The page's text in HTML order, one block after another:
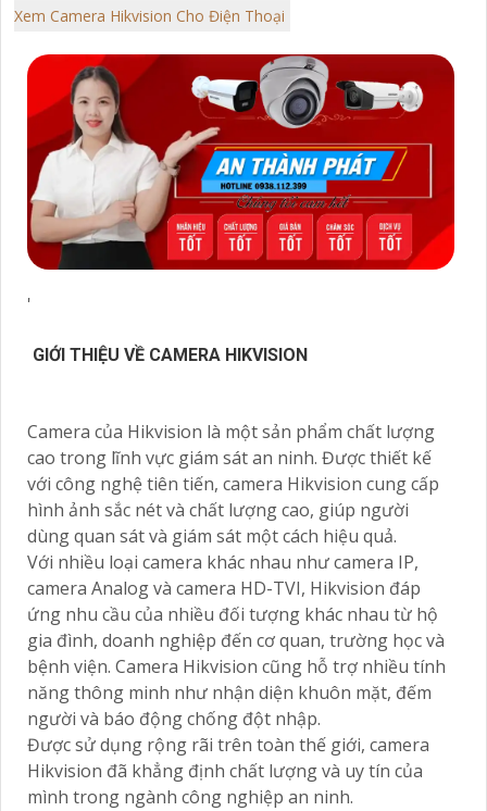
Xem Camera Hikvision Cho Điện Thoại
'
GIỚI THIỆU VỀ CAMERA HIKVISION
Camera của Hikvision là một sản phẩm chất lượng
cao trong lĩnh vực giám sát an ninh. Được thiết kế
với công nghệ tiên tiến, camera Hikvision cung cấp
hình ảnh sắc nét và chất lượng cao, giúp người
dùng quan sát và giám sát một cách hiệu quả.
Với nhiều loại camera khác nhau như camera IP,
camera Analog và camera HD-TVI, Hikvision đáp
ứng nhu cầu của nhiều đối tượng khác nhau từ hộ
gia đình, doanh nghiệp đến cơ quan, trường học và
bệnh viện. Camera Hikvision cũng hỗ trợ nhiều tính
năng thông minh như nhận diện khuôn mặt, đếm
người và báo động chống đột nhập.
Được sử dụng rộng rãi trên toàn thế giới, camera
Hikvision đã khẳng định chất lượng và uy tín của
mình trong ngành công nghiệp an ninh.